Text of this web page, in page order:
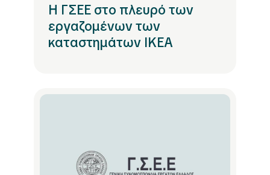
Η ΓΣΕΕ στο πλευρό των
εργαζομένων των
καταστημάτων ΙΚΕΑ